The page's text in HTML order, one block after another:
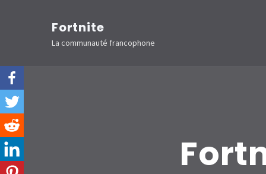
(Pressez
Entrée)
Fortnite
La communauté francophone